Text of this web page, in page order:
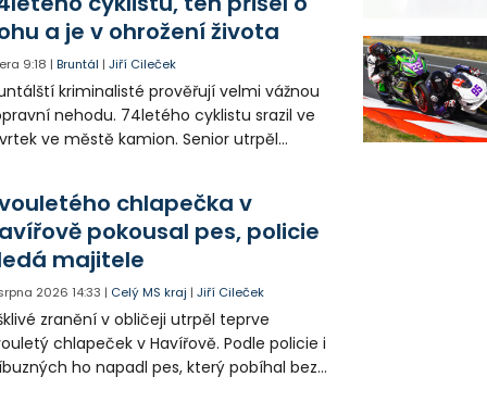
a je v ohrožení života
9:18 |Bruntál |Jiří Cileček
kriminalisté prověřují velmi vážnou
nehodu. 74letého cyklistu srazil ve
ve městě kamion. Senior utrpěl
případné svědky.chlapečka v
pokousal pes, policie
majitele
2026 14:33 | Celý MS kraj |Jiří Cileček
zranění v obličeji utrpěl teprve
chlapeček v Havířově. Podle policie i
ho napadl pes, který pobíhal bez